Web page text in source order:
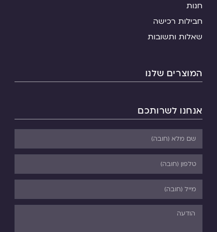
חנות
חבילות רכישה
שאלות ותשובות
המוצרים שלנו
אנחנו לשרותכם